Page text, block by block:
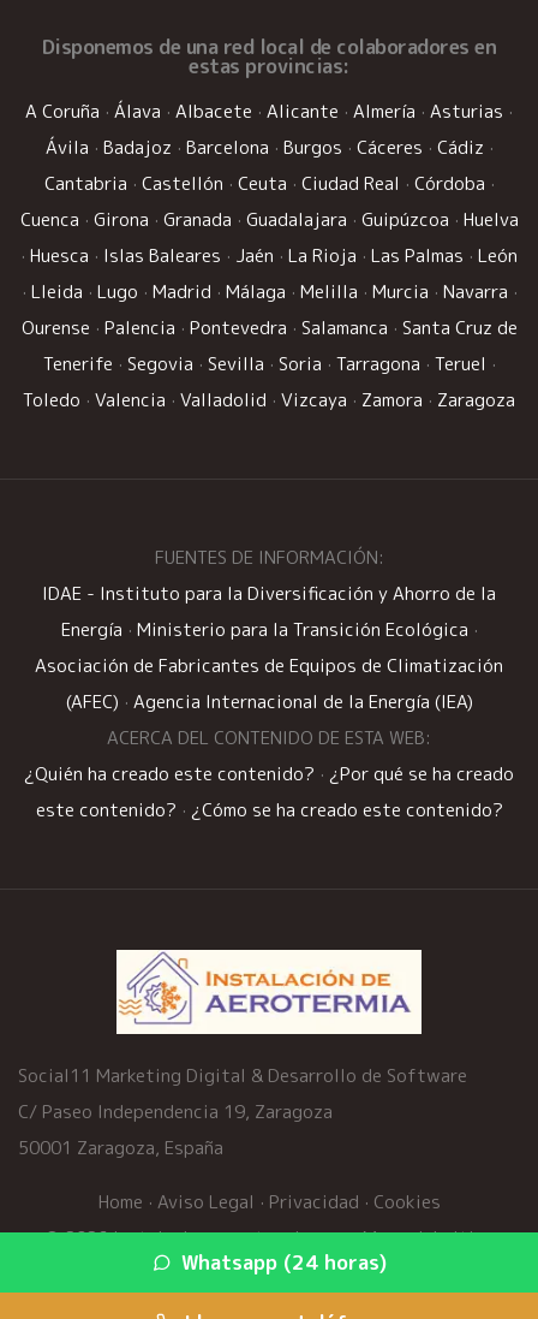
Whatsapp (24 horas)
Disponemos de una red local de colaboradores en
estas provincias:
A Coruña · Álava · Albacete · Alicante · Almería · Asturias ·
Ávila · Badajoz · Barcelona · Burgos · Cáceres · Cádiz ·
Cantabria · Castellón · Ceuta · Ciudad Real · Córdoba ·
Cuenca · Girona · Granada · Guadalajara · Guipúzcoa · Huelva
· Huesca · Islas Baleares · Jaén · La Rioja · Las Palmas · León
· Lleida · Lugo · Madrid · Málaga · Melilla · Murcia · Navarra ·
Ourense · Palencia · Pontevedra · Salamanca · Santa Cruz de
Tenerife · Segovia · Sevilla · Soria · Tarragona · Teruel ·
Toledo · Valencia · Valladolid · Vizcaya · Zamora · Zaragoza
FUENTES DE INFORMACIÓN:
IDAE - Instituto para la Diversificación y Ahorro de la
Energía · Ministerio para la Transición Ecológica ·
Asociación de Fabricantes de Equipos de Climatización
(AFEC) · Agencia Internacional de la Energía (IEA)
ACERCA DEL CONTENIDO DE ESTA WEB:
¿Quién ha creado este contenido? · ¿Por qué se ha creado
este contenido? · ¿Cómo se ha creado este contenido?
Social11 Marketing Digital & Desarrollo de Software
C/ Paseo Independencia 19, Zaragoza
50001 Zaragoza, España
Home · Aviso Legal · Privacidad · Cookies
© 2026 instalacion-aerotermia.com ·Mapa del sitio·
Servicios